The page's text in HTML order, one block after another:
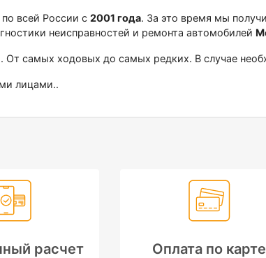
всей России с 2001 года. За это время мы
неисправностей и ремонта автомобилей
От самых ходовых до самых редких. В случае
лицами..
расчет Оплата по карте